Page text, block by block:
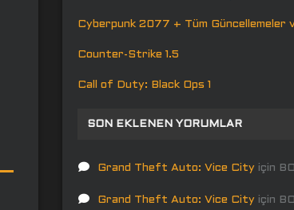
Cyberpunk 2077 + Tüm Güncellemeler
Counter-Strike 1.5
Call of Duty: Black Ops 1
SON EKLENEN YORUMLAR
Grand Theft Auto: Vice City için
Grand Theft Auto: Vice City için